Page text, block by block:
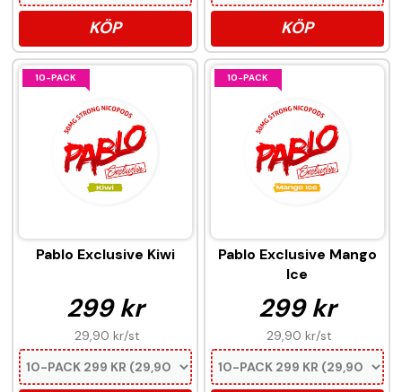
KÖP KÖP
10-PACK
Pablo Exclusive Kiwi
299 kr
29,90 kr/st
10-PACK
Pablo Exclusive Mango
Ice
299 kr
29,90 kr/st